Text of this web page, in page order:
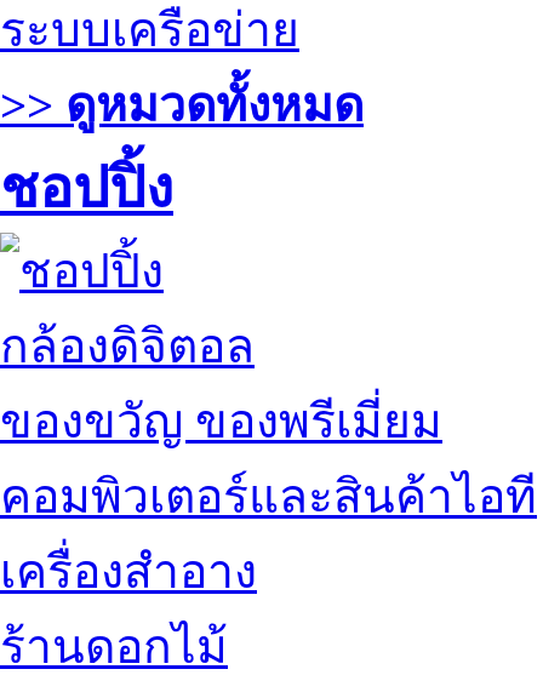
ระบบเครือข่าย
>> ดูหมวดทั้งหมด
ชอปปิ้ง
กล้องดิจิตอล
ของขวัญ ของพรีเมี่ยม
คอมพิวเตอร์และสินค้าไอที
เครื่องสำอาง
ร้านดอกไม้